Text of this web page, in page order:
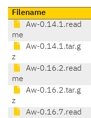
Filename
Aw-0.14.1.read
me
Aw-0.14.1.tar.g
z
Aw-0.16.2.read
me
Aw-0.16.2.tar.g
z
Aw-0.16.7.read